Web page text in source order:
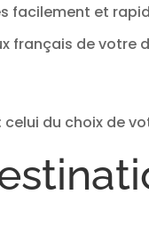
facilement et
français de votre
celui du choix de